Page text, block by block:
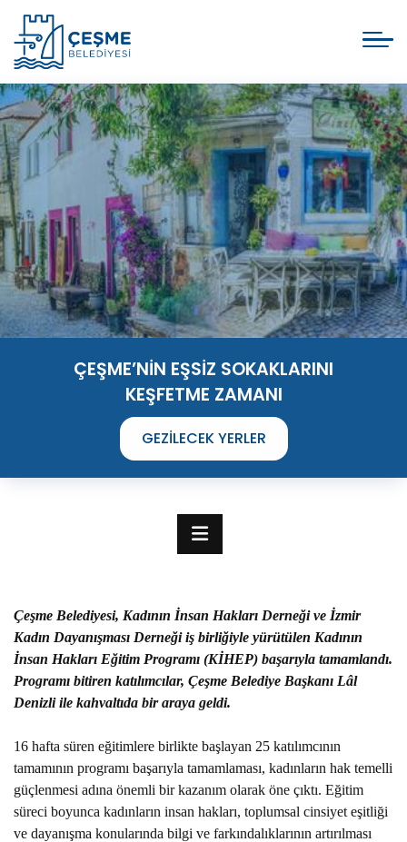
ÇEŞME’NİN EŞSİZ SOKAKLARINI
KEŞFETME ZAMANI
GEZILECEK YERLER
TIME TO DISCOVER
THE UNIQUE STREETS OF ÇEŞME
PLACES TO VISIT
Çeşme Belediyesi, Kadının İnsan Hakları Derneği ve İzmir
Kadın Dayanışması Derneği iş birliğiyle yürütülen Kadının
İnsan Hakları Eğitim Programı (KİHEP) başarıyla tamamlandı.
Programı bitiren katılımcılar, Çeşme Belediye Başkanı Lâl
Denizli ile kahvaltıda bir araya geldi.
16 hafta süren eğitimlere birlikte başlayan 25 katılımcının
tamamının programı başarıyla tamamlaması, kadınların hak temelli
güçlenmesi adına önemli bir kazanım olarak öne çıktı. Eğitim
süreci boyunca kadınların insan hakları, toplumsal cinsiyet eşitliği
ve dayanışma konularında bilgi ve farkındalıklarının artırılması